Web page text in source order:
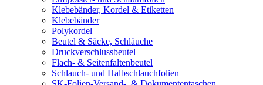
Klebebänder, Kordel & Etiketten
Klebebänder
Polykordel
Beutel & Säcke, Schläuche
Druckverschlussbeutel
Flach- & Seitenfaltenbeutel
Schlauch- und Halbschlauchfolien